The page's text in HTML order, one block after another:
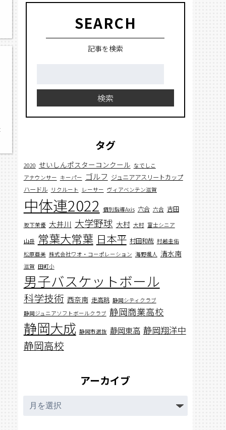
SEARCH
記事を検索
検索
タグ
2020 せいしんポスターコンクール なでしこ
アナウンサー キーパー ゴルフ ジュニアアスリートカップ
ハードル リクルート レーサー ヴィアベンテン滋賀
中体連2022 個別指導Axis 六合 六合 吉田
坂下茉優 大井川 大学野球 大村 大村 富士シニア
山岳 常葉大常葉 日本平 村田和哉 村越圭佑
松原亜美 株式会社ワオ・コーポレーション 海野颯人 清水南
滋賀 田町小
男子バスケットボール
科学技術 西奈南 走高跳 静岡シティクラブ
静岡ジュニアソフトボールクラブ 静岡商業高校
静岡大成 静岡市選抜 静岡東高 静岡翔洋中
静岡高校
アーカイブ
ー